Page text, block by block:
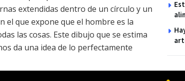
extendidas dentro de un círculo y un
el que expone que el hombre es la
las cosas. Este dibujo que se estima
da una idea de lo perfectamente